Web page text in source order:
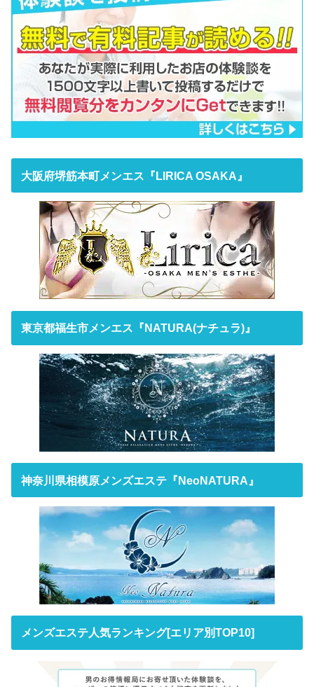
大阪府堺筋本町メンエス『LIRICA OSAKA』
東京都福生市メンエス『NATURA(ナチュラ)』
神奈川県相模原メンズエステ『NeoNATURA』
メンズエステ人気ランキング[エリア別TOP10]